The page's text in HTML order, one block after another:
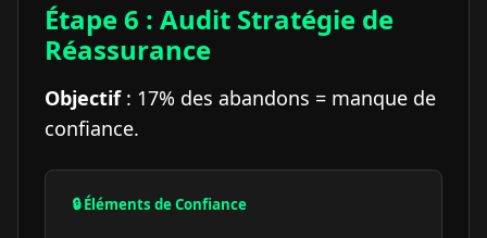
Étape 6 : Audit Stratégie de
Réassurance
Objectif: 17% des abandons = manque de
confiance.
🔒 Éléments de Confiance